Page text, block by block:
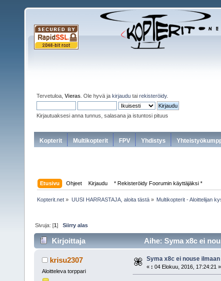
Tervetuloa, Vieras . Ole hyvä ja kirjaudu tai rekisteröidy.
Kirjautuaksesi anna tunnus, salasana ja istuntosi pituus
Kopterit Multikopterit FPV Yhdistys
Etusivu Ohjeet Kirjaudu * Rekisteröidy Foorumin käyttäjäksi *
Kopterit.net » UUSI HARRASTAJA, aloita tästä» Multikopterit - Aloittelijan
Sivuja: [1]Siirry alas
Kirjoittaja Aihe: Syma x8c ei
krisu2307
Aloitteleva torppari
Syma x8c ei nouse ilmaan
« : 04 Elokuu, 2016, 17:24:21 »